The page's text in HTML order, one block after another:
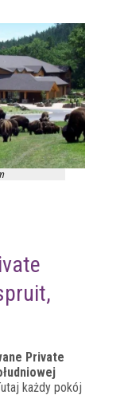
Private
każdy pokój